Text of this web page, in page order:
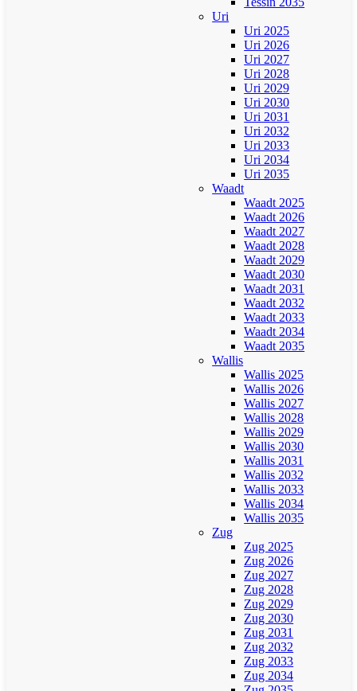
Uri
Uri 2025
Uri 2026
Uri 2027
Uri 2028
Uri 2029
Uri 2030
Uri 2031
Uri 2032
Uri 2033
Uri 2034
Uri 2035
Waadt
Waadt 2025
Waadt 2026
Waadt 2027
Waadt 2028
Waadt 2029
Waadt 2030
Waadt 2031
Waadt 2032
Waadt 2033
Waadt 2034
Waadt 2035
Wallis
Wallis 2025
Wallis 2026
Wallis 2027
Wallis 2028
Wallis 2029
Wallis 2030
Wallis 2031
Wallis 2032
Wallis 2033
Wallis 2034
Wallis 2035
Zug
Zug 2025
Zug 2026
Zug 2027
Zug 2028
Zug 2029
Zug 2030
Zug 2031
Zug 2032
Zug 2033
Zug 2034